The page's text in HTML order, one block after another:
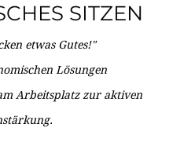
SITZEN
etwas Gutes!"
Lösungen
Arbeitsplatz zur aktiven